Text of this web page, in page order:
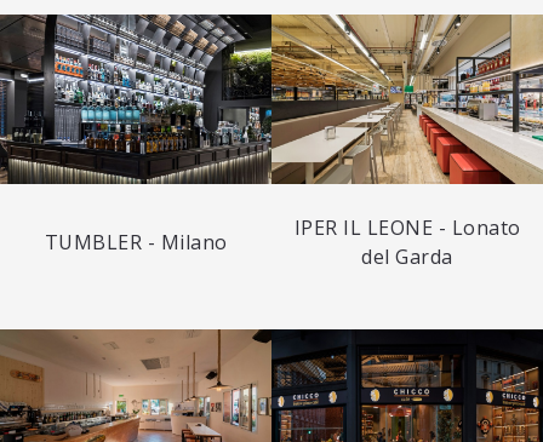
TUMBLER - Milano
IPER IL LEONE - Lonato
del Garda